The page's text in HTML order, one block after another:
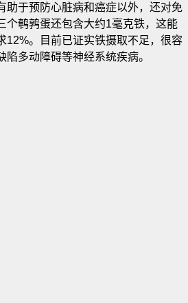
助于预防心脏病和癌症以外，还对免
个鹌鹑蛋还包含大约1毫克铁，这能
12%。目前已证实铁摄取不足，很容
多动障碍等神经系统疾病。